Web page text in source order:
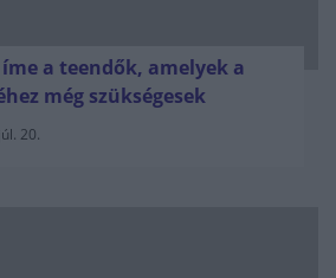
a teendők, amelyek a
még szükségesek
20.